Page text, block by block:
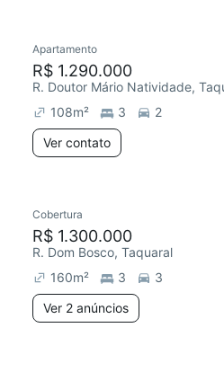
Redecorar
Apartamento
R$ 1.290.000
R. Doutor Mário Natividade,
108m² 3
2
Ver contato
Cobertura
R$ 1.300.000
R. Dom Bosco, Taquaral
160m² 3
3
Ver 2 anúncios